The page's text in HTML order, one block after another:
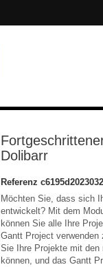
Dolibarr
Referenz
Möchten Sie, dass sich
entwickelt? Mit dem
können Sie alle Ihre
Gantt Project
Sie Ihre Projekte mit
können, und das Gantt